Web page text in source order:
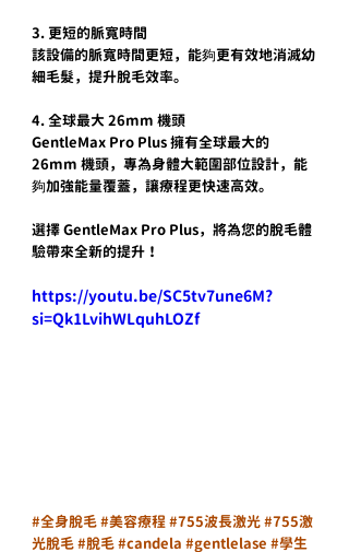
3. 更短的脈寬時間
該設備的脈寬時間更短，能夠更有效地消滅幼
細毛髮，提升脫毛效率。
4. 全球最大 26mm 機頭
GentleMax Pro Plus 擁有全球最大的
26mm 機頭，專為身體大範圍部位設計，能
夠加強能量覆蓋，讓療程更快速高效。
選擇 GentleMax Pro Plus，將為您的脫毛體
驗帶來全新的提升！
https://youtu.be/SC5tv7une6M?
si=Qk1LvihWLquhLOZf
#全身脫毛#美容療程#755波長激光#755激
光脫毛#脫毛#candela #gentlelase #學生